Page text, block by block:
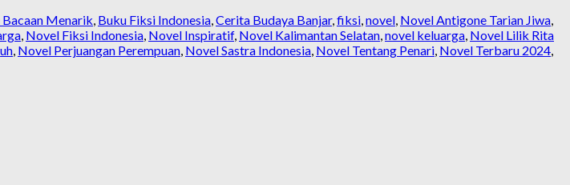
Bacaan Menarik, Buku Fiksi Indonesia,Cerita Budaya Banjar,fiksi,novel, Novel Antigone Tarian Jiwa,
, Novel Fiksi Indonesia, Novel Inspiratif, Novel Kalimantan Selatan,novel keluarga, Novel Lilik Rita
, Novel Perjuangan Perempuan, Novel Sastra Indonesia, Novel Tentang Penari, Novel Terbaru 2024,